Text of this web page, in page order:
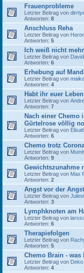
Frauenprobleme
Letzter Beitrag von
Antworten: 8
Anschluss Reha
Letzter Beitrag von
Antworten: 5
Ich weiß nicht
Letzter Beitrag von
Antworten: 6
Erhebung auf
Letzter Beitrag von
Antworten: 4
Habt ihr euer
Letzter Beitrag von
Antworten: 7
Nach einer Chemo
Gürtelrose völlig
Letzter Beitrag von
Antworten: 6
Chemo trotz
Letzter Beitrag von
Antworten: 9
Gewichtszunahme
Letzter Beitrag von Max
Antworten: 2
Angst vor der Angst
Letzter Beitrag von
Antworten: 3
Lymphknoten am
Letzter Beitrag von
Antworten: 6
Therapiefolgen
Letzter Beitrag von
Antworten: 5
Chemo Brain - was
Letzter Beitrag von Deko
Antworten: 4